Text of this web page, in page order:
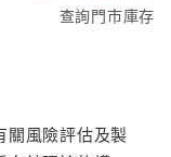
查詢門市庫存
關風險評估及製